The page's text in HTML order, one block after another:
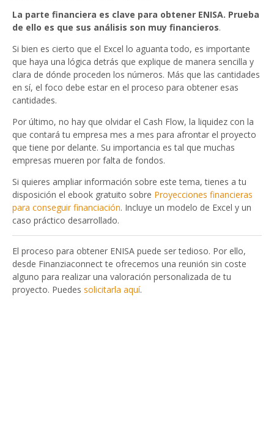
La parte financiera es clave para obtener ENISA. Prueba
de ello es que sus análisis son muy financieros.
Si bien es cierto que el Excel lo aguanta todo, es importante
que haya una lógica detrás que explique de manera sencilla y
clara de dónde proceden los números. Más que las cantidades
en sí, el foco debe estar en el proceso para obtener esas
cantidades.
Por último, no hay que olvidar el Cash Flow, la liquidez con la
que contará tu empresa mes a mes para afrontar el proyecto
que tiene por delante. Su importancia es tal que muchas
empresas mueren por falta de fondos.
Si quieres ampliar información sobre este tema, tienes a tu
disposición el ebook gratuito sobre Proyecciones financieras
para conseguir financiación. Incluye un modelo de Excel y un
caso práctico desarrollado.
El proceso para obtener ENISA puede ser tedioso. Por ello,
desde Finanziaconnect te ofrecemos una reunión sin coste
alguno para realizar una valoración personalizada de tu
proyecto. Puedes solicitarla aquí.